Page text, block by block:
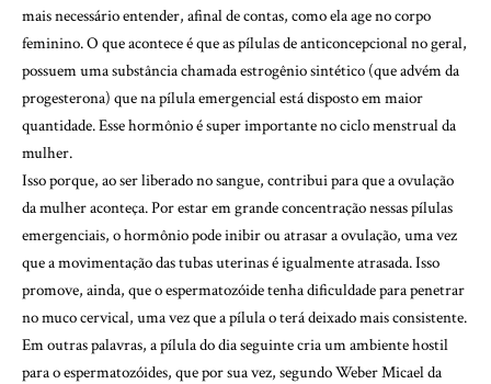
mais necessário entender, afinal de contas, como ela age no corpo
feminino. O que acontece é que as pílulas de anticoncepcional no geral,
possuem uma substância chamada estrogênio sintético (que advém da
progesterona) que na pílula emergencial está disposto em maior
quantidade. Esse hormônio é super importante no ciclo menstrual da
mulher.
Isso porque, ao ser liberado no sangue, contribui para que a ovulação
da mulher aconteça. Por estar em grande concentração nessas pílulas
emergenciais, o hormônio pode inibir ou atrasar a ovulação, uma vez
que a movimentação das tubas uterinas é igualmente atrasada. Isso
promove, ainda, que o espermatozóide tenha dificuldade para penetrar
no muco cervical, uma vez que a pílula o terá deixado mais consistente.
Em outras palavras, a pílula do dia seguinte cria um ambiente hostil
para o espermatozóides, que por sua vez, segundo Weber Micael da